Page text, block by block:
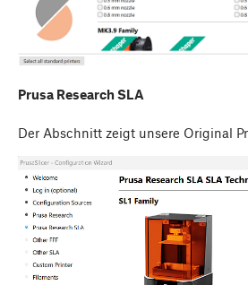
Prusa Research SLA
Der Abschnitt zeigt unsere Original